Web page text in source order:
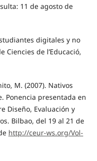
11 de agosto de
digitales y no
Ciencies de l’Educació,
M. (2007). Nativos
Ponencia presentada en
Diseño, Evaluación y
Bilbao, del 19 al 21 de
http://ceur-ws.org/Vol-